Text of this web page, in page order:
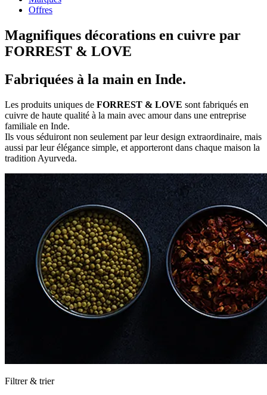
Offres
Magnifiques décorations en cuivre par
FORREST & LOVE
Fabriquées à la main en Inde.
Les produits uniques de FORREST & LOVE sont fabriqués en
cuivre de haute qualité à la main avec amour dans une entreprise
familiale en Inde.
Ils vous séduiront non seulement par leur design extraordinaire, mais
aussi par leur élégance simple, et apporteront dans chaque maison la
tradition Ayurveda.
Filtrer & trier